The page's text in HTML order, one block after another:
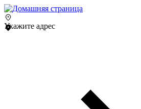
Укажите адрес